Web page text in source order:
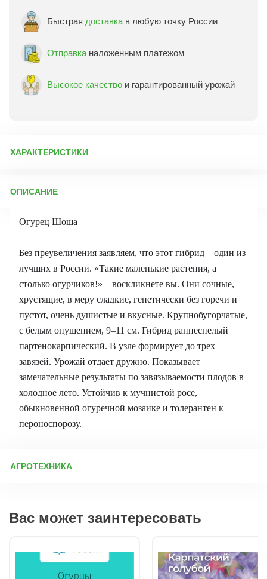
Быстрая доставка в любую точку России
Отправка наложенным платежом
Высокое качество и гарантированный урожай
ХАРАКТЕРИСТИКИ
Бренд товара:
ОПИСАНИЕ
Огурец Шоша
Без преувеличения заявляем, что этот гибрид – один из
лучших в России. «Такие маленькие растения, а
столько огурчиков!» – воскликнете вы. Они сочные,
хрустящие, в меру сладкие, генетически без горечи и
пустот, очень душистые и вкусные. Крупнобугорчатые,
с белым опушением, 9–11 см. Гибрид раннеспелый
партенокарпический. В узле формирует до трех
завязей. Урожай отдает дружно. Показывает
замечательные результаты по завязываемости плодов в
холодное лето. Устойчив к мучнистой росе,
обыкновенной огуречной мозаике и толерантен к
пероноспорозу.
АГРОТЕХНИКА
Новую тару достаточно промыть, а использованную
рекомендуется замочить на сутки в растворе «Деохлора» (1
заражения семян. Почвосмесь для рассады Лучше
приготовить грунт самостоятельно – это улучшит рост огурцов.
Варианты составов: Перегной + низинный торф (1:1).
Вас может заинтересовать